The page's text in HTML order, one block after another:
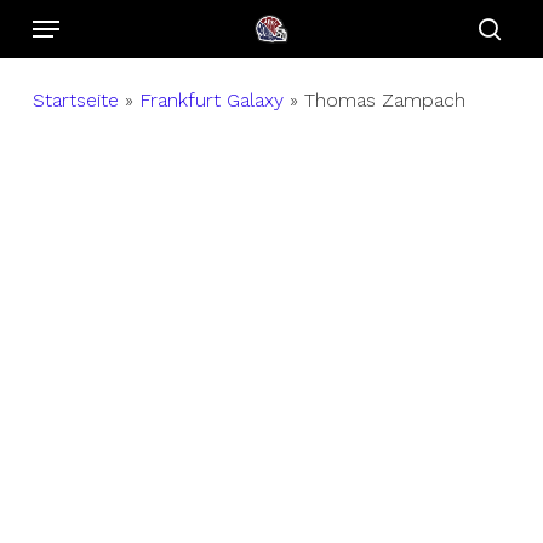
SkipMenu
Startseite » Frankfurt Galaxy» Thomas Zampach